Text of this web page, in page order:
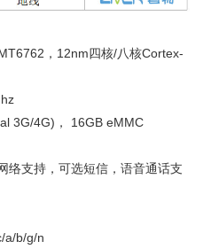
，12nm四核/八核Cortex-
3G/4G)， 16GB eMMC
支持，可选短信，语音通话支
b/g/n